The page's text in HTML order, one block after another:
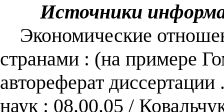
Источники
Экономические
странами : (на примере
автореферат
наук : 08.00.05 /